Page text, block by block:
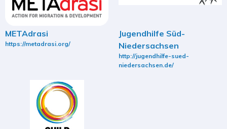
METAdrasi
https://metadrasi.org/
Jugendhilfe Süd-
Niedersachsen
http://jugendhilfe-sued-
niedersachsen.de/